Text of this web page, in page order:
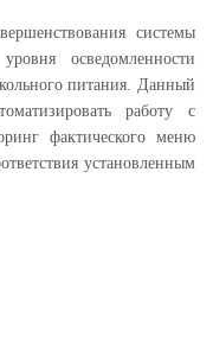
системы
осведомленности
питания. Данный
работу с
фактического меню
установленным